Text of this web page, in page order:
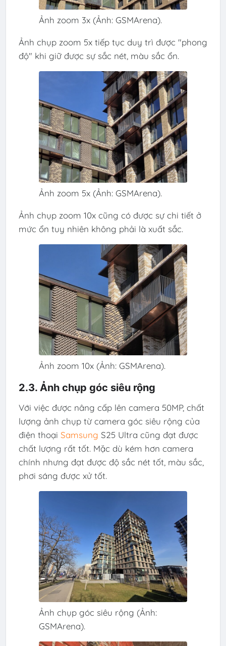
Ảnh zoom 3x (Ảnh: GSMArena).
Ảnh chụp zoom 5x tiếp tục duy trì được "phong
độ" khi giữ được sự sắc nét, màu sắc ổn.
Ảnh zoom 5x (Ảnh: GSMArena).
Ảnh chụp zoom 10x cũng có được sự chi tiết ở
mức ổn tuy nhiên không phải là xuất sắc.
Ảnh zoom 10x (Ảnh: GSMArena).
2.3. Ảnh chụp góc siêu rộng
Với việc được nâng cấp lên camera 50MP, chất
lượng ảnh chụp từ camera góc siêu rộng của
điện thoại Samsung S25 Ultra cũng đạt được
chất lượng rất tốt. Mặc dù kém hơn camera
chính nhưng đạt được độ sắc nét tốt, màu sắc,
phơi sáng được xử tốt.
Ảnh chụp góc siêu rộng (Ảnh:
GSMArena).